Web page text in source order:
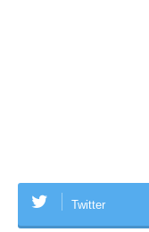
Twitter